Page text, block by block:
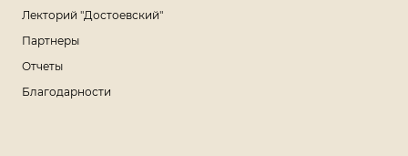
Лекторий "Достоевский"
Партнеры
Отчеты
Благодарности